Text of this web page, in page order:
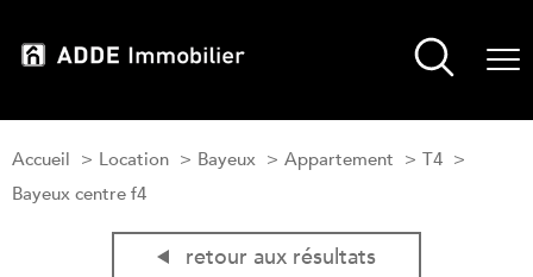
Accueil Location Bayeux Appartement
T4
Bayeux centre f4
retour aux résultats